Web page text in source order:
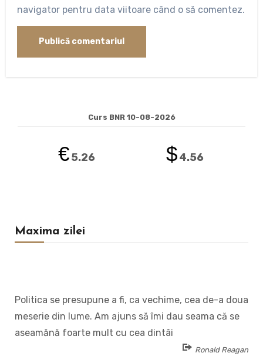
navigator pentru data viitoare când o să comentez.
Curs BNR 10-08-2026
€5.26 $4.56
Maxima zilei
Politica se presupune a fi, ca vechime, cea de-a doua
meserie din lume. Am ajuns să îmi dau seama că se
aseamănă foarte mult cu cea dintâi
Ronald Reagan